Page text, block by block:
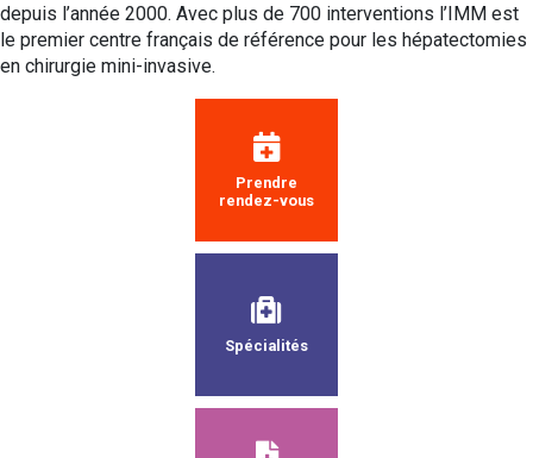
depuis l’année 2000. Avec plus de 700 interventions l’IMM est
le premier centre français de référence pour les hépatectomies
en chirurgie mini-invasive.
Prendre
rendez-vous
Spécialités